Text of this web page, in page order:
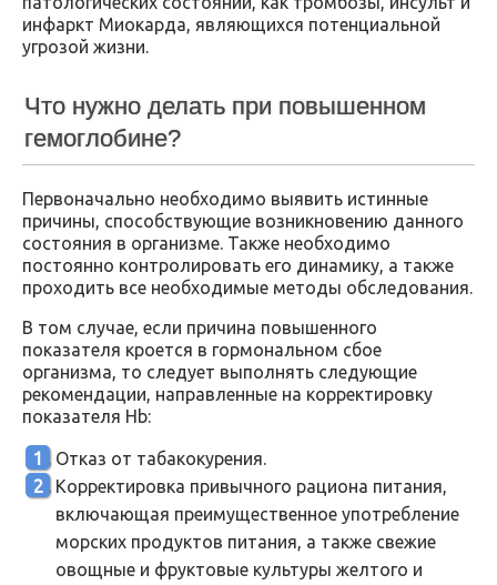
инфаркт Миокарда, являющихся потенциальной
угрозой жизни.
Что нужно делать при повышенном
гемоглобине?
Первоначально необходимо выявить истинные
причины, способствующие возникновению данного
состояния в организме. Также необходимо
постоянно контролировать его динамику, а также
проходить все необходимые методы обследования.
В том случае, если причина повышенного
показателя кроется в гормональном сбое
организма, то следует выполнять следующие
рекомендации, направленные на корректировку
показателя Hb:
Отказ от табакокурения.
Корректировка привычного рациона питания,
включающая преимущественное употребление
морских продуктов питания, а также свежие
овощные и фруктовые культуры желтого и